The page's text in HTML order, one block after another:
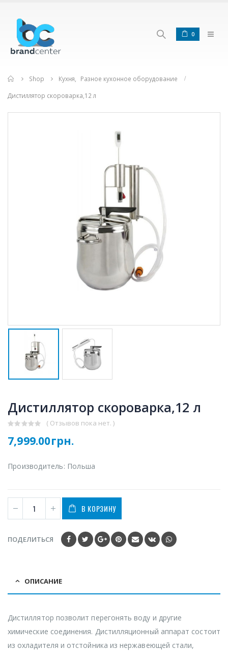
0
Home
Shop Кухня Разное кухонное оборудование
Дистиллятор скороварка,12 л
Дистиллятор скороварка,12 л
out
of
( Отзывов пока нет. )
7,999.00грн.
Производитель: Польша
В КОРЗИНУ
ПОДЕЛИТЬСЯ
ОПИСАНИЕ
Дистиллятор позволит перегонять воду и другие
химические соединения. Дистилляционный аппарат состоит
из охладителя и отстойника из нержавеющей стали,